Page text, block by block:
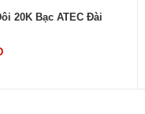
20K Bạc ATEC Đài